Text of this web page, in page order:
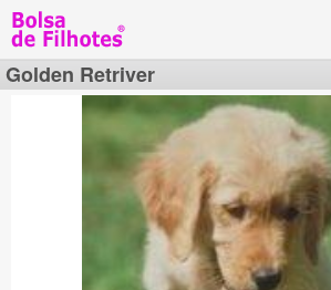
Golden Retriver